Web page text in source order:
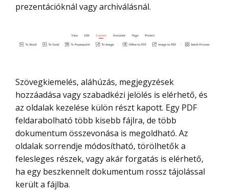
prezentációknál vagy archiválásnál.
Szövegkiemelés, aláhúzás, megjegyzések
hozzáadása vagy szabadkézi jelölés is elérhető, és
az oldalak kezelése külön részt kapott. Egy PDF
feldarabolható több kisebb fájlra, de több
dokumentum összevonása is megoldható. Az
oldalak sorrendje módosítható, törölhetők a
felesleges részek, vagy akár forgatás is elérhető,
ha egy beszkennelt dokumentum rossz tájolással
került a fájlba.